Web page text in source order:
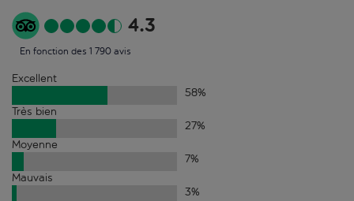
4.3
En fonction des 1 790 avis
Excellent
58%
Très bien
27%
Moyenne
7%
Mauvais
3%